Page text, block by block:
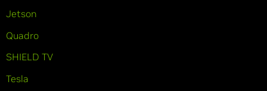
Jetson
Quadro
SHIELD TV
Tesla